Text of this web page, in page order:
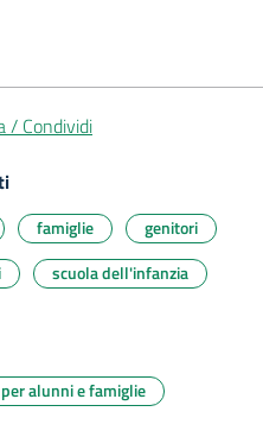
/ Condividi
famiglie
genitori
scuola dell'infanzia
alunni e famiglie